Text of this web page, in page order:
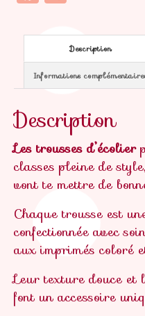
Description
Informations
Description
Les trousses d’écolier
classes pleine de
vont te mettre de
Chaque trousse est
confectionnée avec
aux imprimés coloré
Leur texture douce
font un accessoire